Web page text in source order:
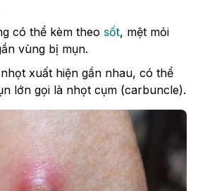
có thể kèm theo sốt, mệt mỏi
vùng bị mụn.
xuất hiện gần nhau, có thể
lớn gọi là nhọt cụm (carbuncle).